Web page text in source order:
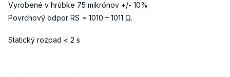
Vyrobené v hrúbke 75 mikrónov +/- 10%
Povrchový odpor RS = 1010 – 1011 Ω.
Statický rozpad < 2 s